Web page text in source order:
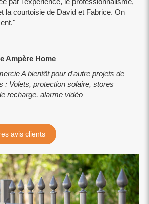
la courtoisie de David et Fabrice. On
Ampère Home
A bientôt pour d'autre projets de
: Volets, protection solaire, stores
recharge, alarme vidéo
avis clients